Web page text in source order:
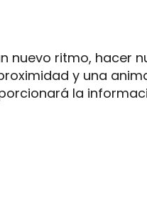
nuevo ritmo, hacer
y una
la